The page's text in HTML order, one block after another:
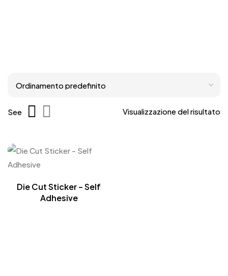
Visualizzazione del risultato
See
Die Cut Sticker – Self
Adhesive